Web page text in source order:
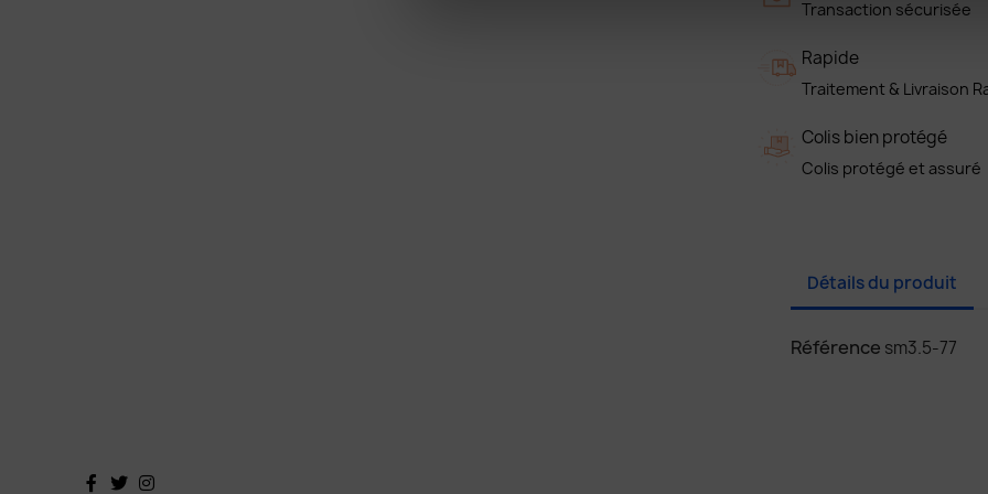
Transaction sécurisée
Rapide
Traitement & Livraison
Colis bien protégé
Colis protégé et assuré
Détails du produit
Référence sm3.5-77